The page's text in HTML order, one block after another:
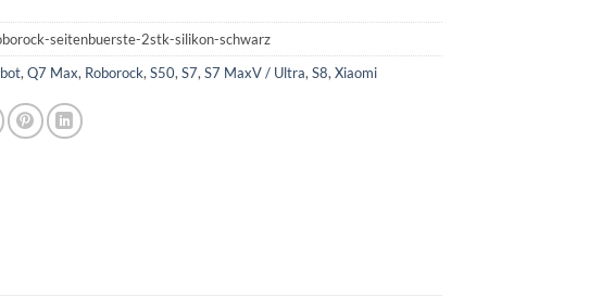
seitenbuerste-2stk-silikon-schwarz
, Q7 Max, Roborock, S50, S7, S7 MaxV / Ultra, S8, Xiaomi